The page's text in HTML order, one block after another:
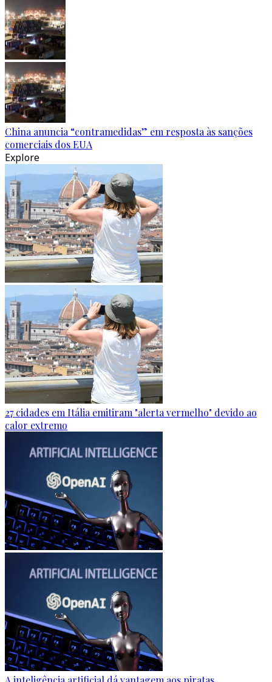
China anuncia “contramedidas” em resposta às sanções
comerciais dos EUA
Explore
27 cidades em Itália emitiram "alerta vermelho" devido ao
calor extremo